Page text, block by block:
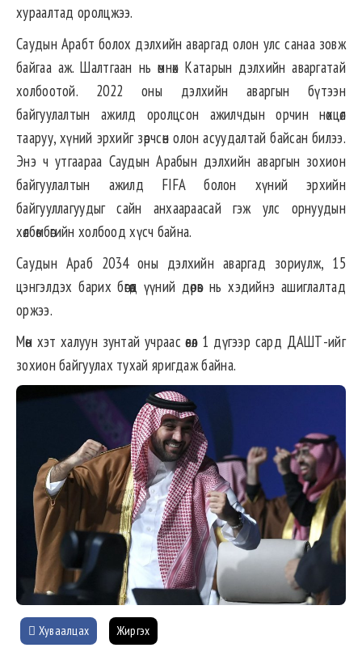
хураалтад оролцжээ.
Саудын Арабт болох дэлхийн аваргад олон улс санаа зовж
байгаа аж. Шалтгаан нь өмнөх Катарын дэлхийн аваргатай
холбоотой. 2022 оны дэлхийн аваргын бүтээн
байгуулалтын ажилд оролцсон ажилчдын орчин нөхцөл
тааруу, хүний эрхийг зөрчсөн олон асуудалтай байсан билээ.
Энэ ч утгаараа Саудын Арабын дэлхийн аваргын зохион
байгуулалтын ажилд FIFA болон хүний эрхийн
байгууллагуудыг сайн анхаараасай гэж улс орнуудын
хөлбөмбөгийн холбоод хүсч байна.
Саудын Араб 2034 оны дэлхийн аваргад зориулж, 15
цэнгэлдэх барих бөгөөд үүний дөрөв нь хэдийнэ ашиглалтад
оржээ.
Мөн хэт халуун зунтай учраас өвөл 1 дүгээр сард ДАШТ-ийг
зохион байгуулах тухай яригдаж байна.
Хуваалцах Жиргэх